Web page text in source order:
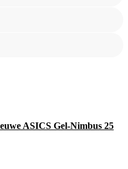
ASICS Gel-Nimbus 25